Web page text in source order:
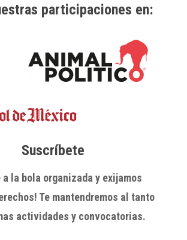
participaciones en:
Suscríbete
a la bola organizada y exijamos
Te mantendremos al tanto
actividades y convocatorias.